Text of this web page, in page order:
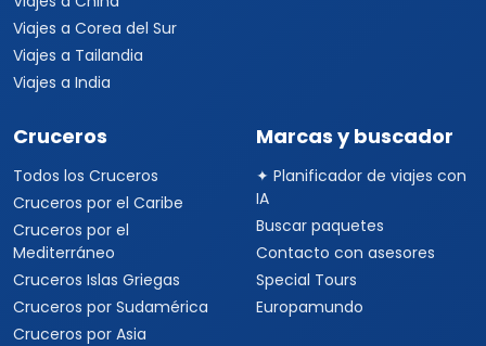
Viajes a Corea del Sur
Viajes a Tailandia
Viajes a India
Cruceros
Todos los Cruceros
Cruceros por el Caribe
Cruceros por el
Mediterráneo
Cruceros Islas Griegas
Cruceros por Sudamérica
Cruceros por Asia
Marcas y buscador
✦ Planificador de viajes con
IA
Buscar paquetes
Contacto con asesores
Special Tours
Europamundo